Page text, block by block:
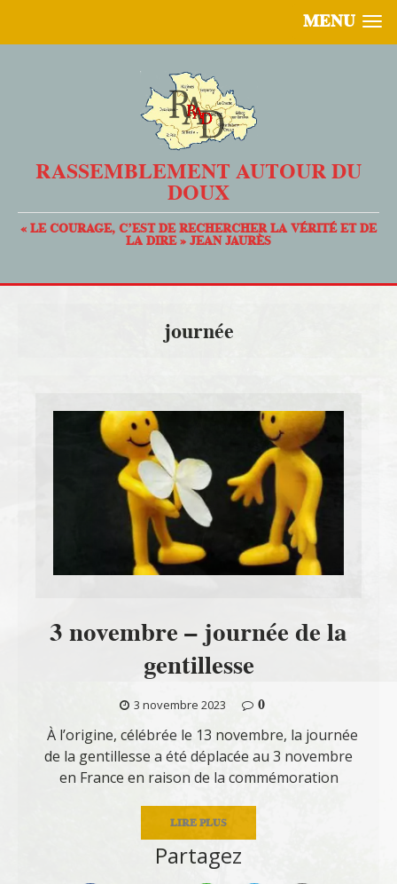
MENU
RASSEMBLEMENT AUTOUR DU
DOUX
« LE COURAGE, C’EST DE RECHERCHER LA VÉRITÉ ET DE
LA DIRE » JEAN JAURÈS
journée
3 novembre – journée de la
gentillesse
3 novembre 2023
0
À l’origine, célébrée le 13 novembre, la journée
de la gentillesse a été déplacée au 3 novembre
en France en raison de la commémoration
LIRE PLUS
Partagez